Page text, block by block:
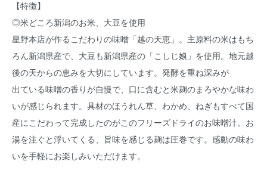
【特徴】
◎米どころ新潟のお米、大豆を使用
星野本店が作るこだわりの味噌「越の天恵」。主原料の米はもち
ろん新潟県産で、大豆も新潟県産の「こしじ娘」を使用。地元越
後の天からの恵みを大切にしています。発酵を重ね深みが
出ている味噌の香りが自慢で、口に含むと米麹のまろやかな味わ
いが感じられます。具材のほうれん草、わかめ、ねぎもすべて国
産にこだわって完成したのがこのフリーズドライのお味噌汁。お
湯を注ぐと浮いてくる、旨味を感じる麹は圧巻です。感動の味わ
いを手軽にお楽しみいただけます。